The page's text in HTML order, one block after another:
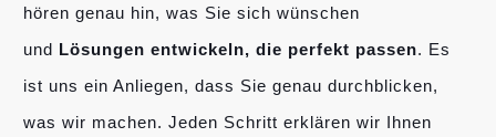
hören genau hin, was Sie sich wünschen
und Lösungen entwickeln, die perfekt passen. Es
ist uns ein Anliegen, dass Sie genau durchblicken,
was wir machen. Jeden Schritt erklären wir Ihnen